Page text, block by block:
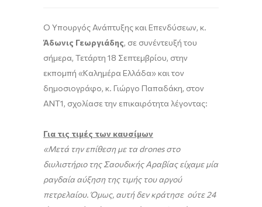
Ο Υπουργός Ανάπτυξης και Επενδύσεων, κ.
Άδωνις Γεωργιάδης, σε συνέντευξή του
σήμερα, Τετάρτη 18 Σεπτεμβρίου, στην
εκπομπή «Καλημέρα Ελλάδα» και τον
δημοσιογράφο, κ. Γιώργο Παπαδάκη, στον
ΑΝΤ1, σχολίασε την επικαιρότητα λέγοντας:
Για τις τιμές των καυσίμων
«Μετά την επίθεση με τα drones στο
διυλιστήριο της Σαουδικής Αραβίας είχαμε μία
ραγδαία αύξηση της τιμής του αργού
πετρελαίου. Όμως, αυτή δεν κράτησε ούτε 24